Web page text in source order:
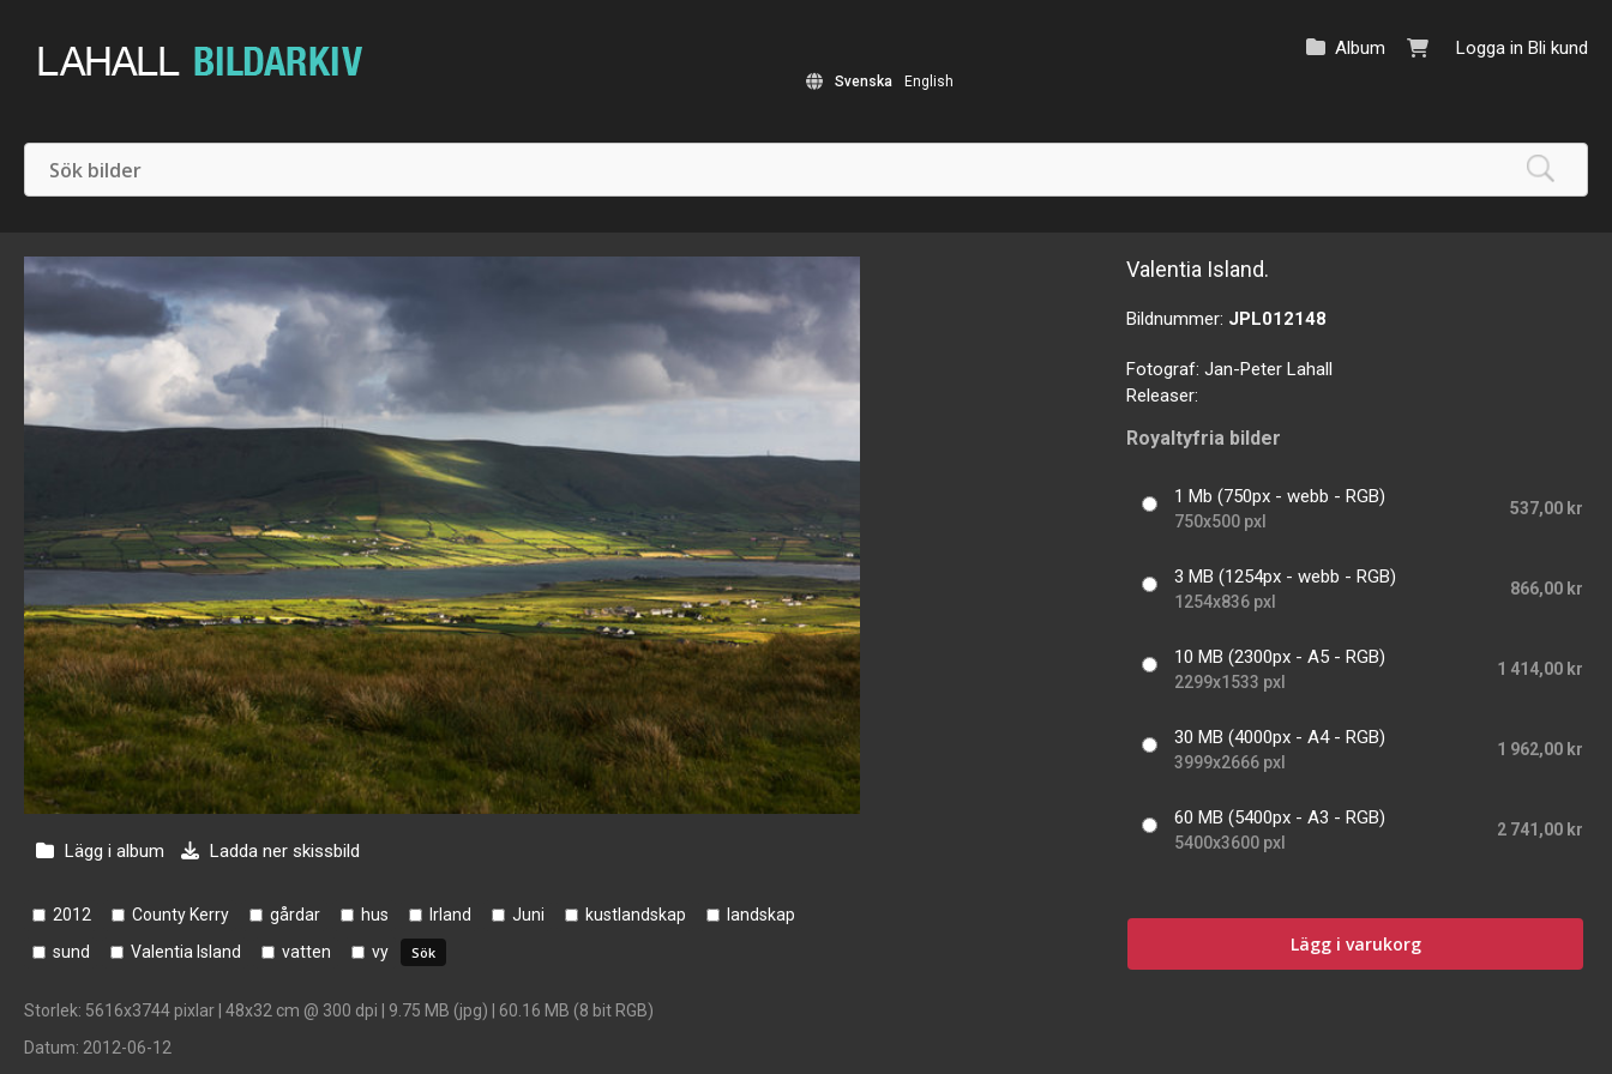
Logga in Bli kund
Album
Svenska English
Lägg i album Ladda ner skissbild
2012 County Kerry gårdar hus Irland Juni kustlandskap
landskap
sund
Valentia Island vatten vy
Storlek: 5616x3744 pixlar | 48x32 cm @ 300 dpi | 9.75 MB (jpg) | 60.16 MB (8 bit RGB)
Datum: 2012-06-12
Valentia Island.
Bildnummer: JPL012148
Fotograf:Jan-Peter Lahall
Releaser:
Royaltyfria bilder
1 Mb (750px - webb - RGB)
750x500 pxl
537,00 kr
3 MB (1254px - webb - RGB)
1254x836 pxl
866,00 kr
10 MB (2300px - A5 - RGB)
2299x1533 pxl
1 414,00 kr
30 MB (4000px - A4 - RGB)
3999x2666 pxl
1 962,00 kr
60 MB (5400px - A3 - RGB)
5400x3600 pxl
2 741,00 kr
Lägg i varukorg